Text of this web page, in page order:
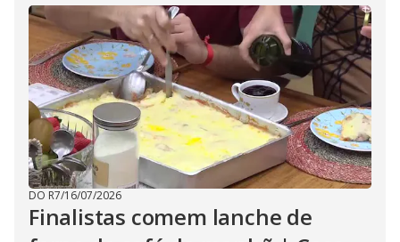
DO R7/16/07/2026
Finalistas comem lanche de